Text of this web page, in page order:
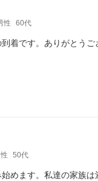
性 60代
着です。ありがとうご
50代
めます。私達の家族は